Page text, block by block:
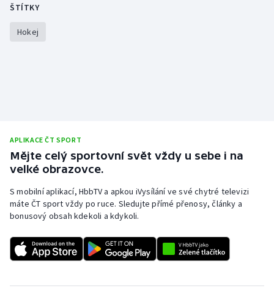
Gymnastika
Krasobruslení
Lezení
Lyže a snowboard
Moderní pětiboj
Motorsport
ŠTÍTKY
Hokej
APLIKACE ČT SPORT
Mějte celý sportovní svět vždy u sebe i na
velké obrazovce.
S mobilní aplikací, HbbTV a apkou iVysílání ve své chytré televizi
máte ČT sport vždy po ruce. Sledujte přímé přenosy, články a
bonusový obsah kdekoli a kdykoli.